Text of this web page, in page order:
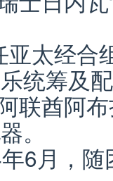
太经合
统筹及
联酋阿
。
6月，随